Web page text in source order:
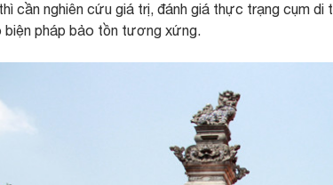
cần nghiên cứu giá trị, đánh giá thực trạng cụm di
biện pháp bảo tồn tương xứng.